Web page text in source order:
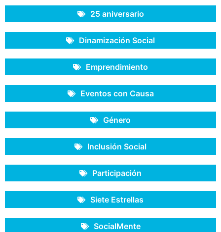
25 aniversario
Dinamización Social
Emprendimiento
Eventos con Causa
Género
Inclusión Social
Participación
Siete Estrellas
SocialMente